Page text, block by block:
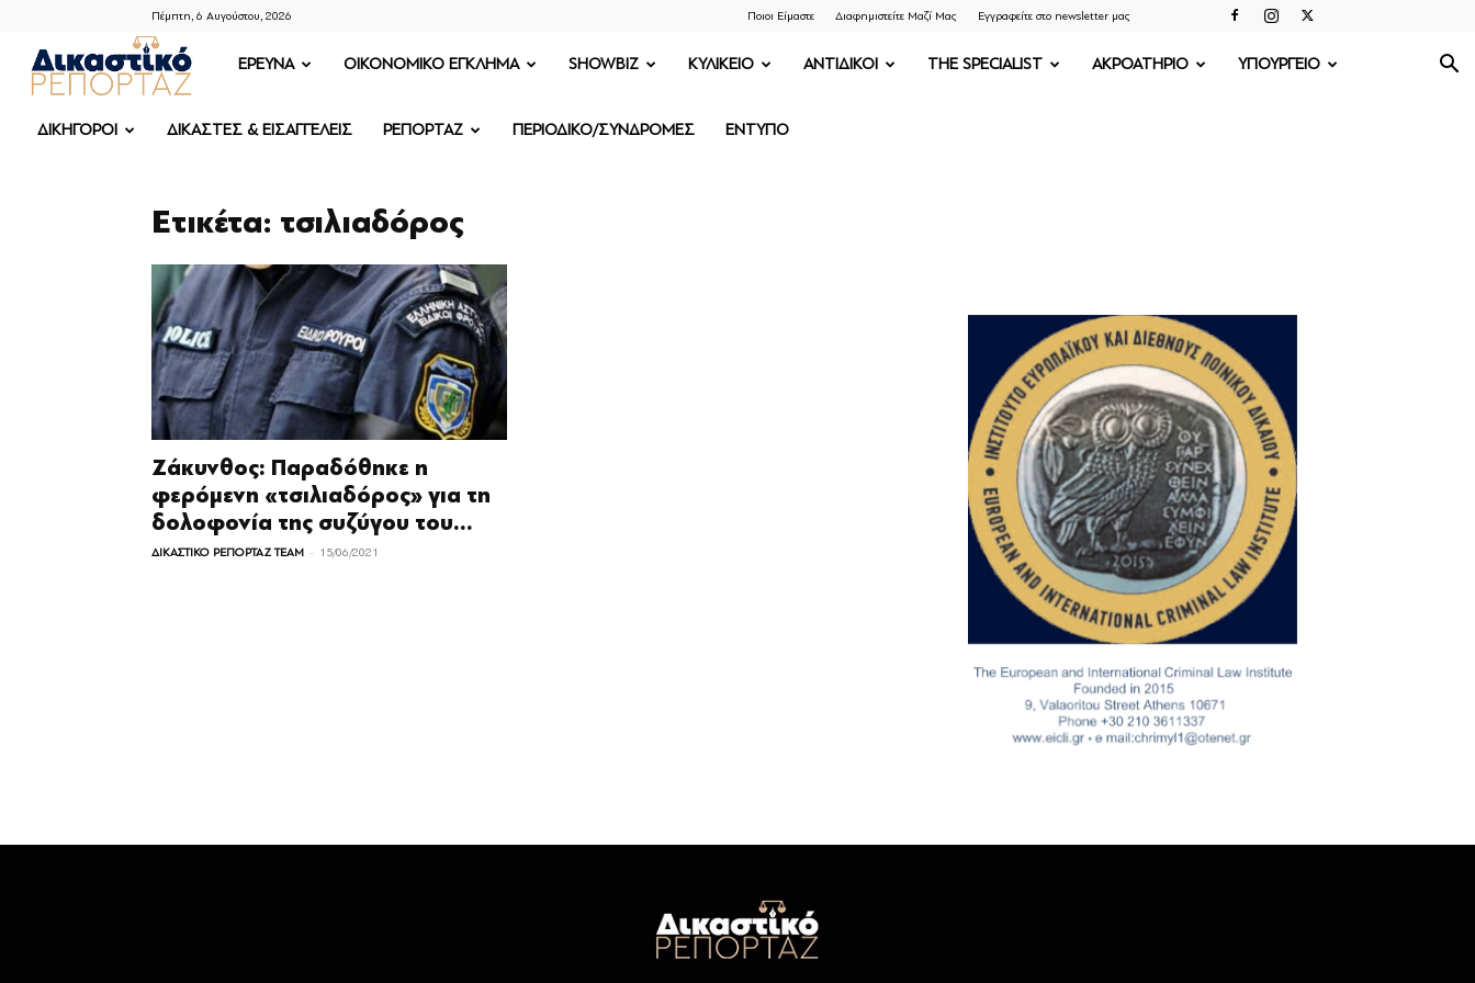
Πέμπτη, 6 Αυγούστου, 2026 Ποιοι Είμαστε Διαφημιστείτε Μαζί Μας Εγγραφείτε στο newsletter μας
ΔΙΚΑΣΤΙΚΟ
ΡΕΠΟΡΤΑΖ
ΕΡΕΥΝΑ OIKONOMIKO ΕΓΚΛΗΜΑ SHOWBIZ ΚΥΛΙΚΕΙΟ ΑΝΤΙΔΙΚΟΙ THE SPECIALIST ΑΚΡΟΑΤΗΡΙΟ ΥΠΟΥΡΓΕΙΟ
ΔΙΚΗΓΟΡΟΙ ΔΙΚΑΣΤΕΣ & ΕΙΣΑΓΓΕΛΕΙΣ ΡΕΠΟΡΤΑΖ ΠΕΡΙΟΔΙΚΟ/ΣΥΝΔΡΟΜΕΣ ΕΝΤΥΠΟ
Ετικέτα: τσιλιαδόρος
Ζάκυνθος: Παραδόθηκε η
φερόμενη «τσιλιαδόρος» για τη
δολοφονία της συζύγου του...
ΔΙΚΑΣΤΙΚΟ ΡΕΠΟΡΤΑΖ TEAM - 15/06/2021